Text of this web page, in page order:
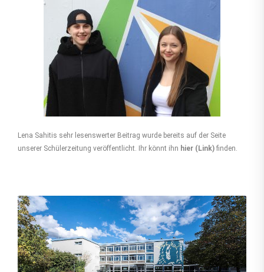
Lena Sahitis sehr lesenswerter Beitrag wurde bereits auf der Seite
unserer Schülerzeitung veröffentlicht. Ihr könnt ihn hier (Link) finden.